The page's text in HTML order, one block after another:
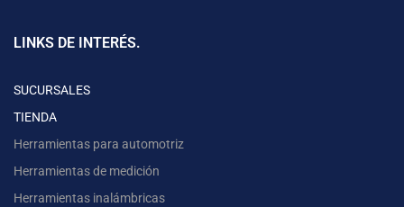
LINKS DE INTERÉS.
SUCURSALES
TIENDA
Herramientas para automotriz
Herramientas de medición
Herramientas inalámbricas